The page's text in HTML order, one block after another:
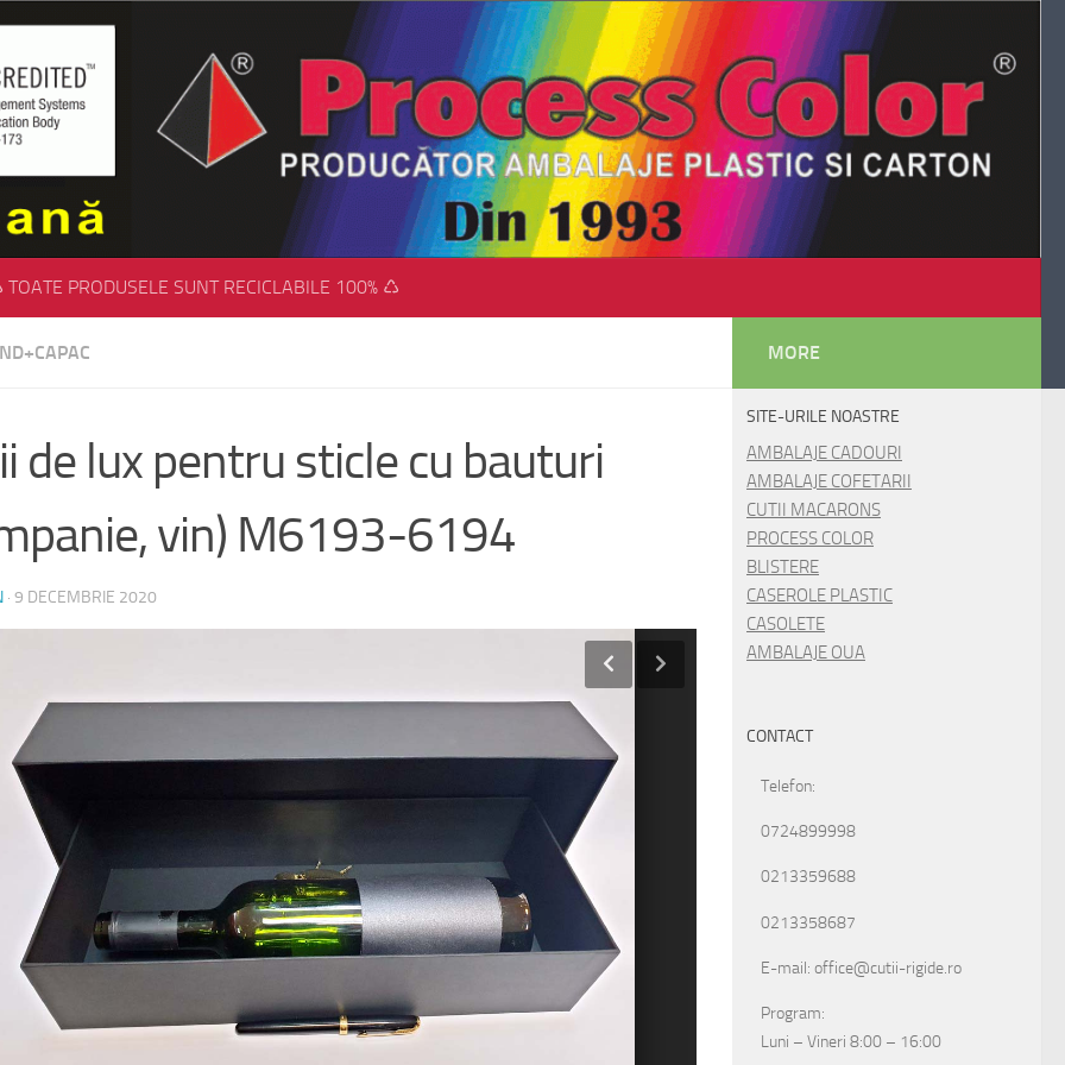
PRODUSELE SUNT RECICLABILE 100% ♺
de lux pentru sticle cu bauturi
vin) M6193-6194
· 9 DECEMBRIE 2020
MORE
SITE-URILE NOASTRE
AMBALAJE CADOURI
AMBALAJE COFETARII
CUTII MACARONS
PROCESS COLOR
BLISTERE
CASEROLE PLASTIC
CASOLETE
AMBALAJE OUA
CONTACT
Telefon:
0724899998
0213359688
0213358687
E-mail: office@cutii-rigide.ro
Program:
Luni – Vineri 8:00 – 16:00